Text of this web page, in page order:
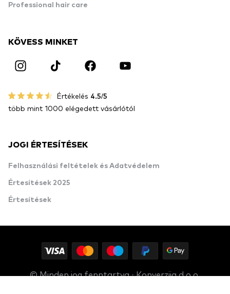
Professional hair care
KÖVESS MINKET
Értékelés 4.5/5
több mint 1000 elégedett vásárlótól
JOGI ÉRTESÍTÉSEK
Felhasználási feltételek és Adatvédelem
Értesítések 2025
Értesítések
© Minden jog fenntartva · Konverzija d.o.o.